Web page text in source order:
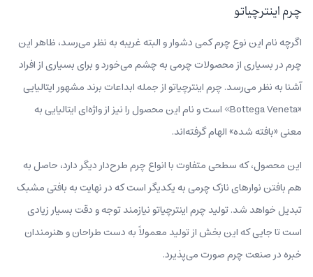
چرم اینترچیاتو
اگرچه نام این نوع چرم کمی دشوار و البته غریبه به نظر می‌رسد، ظاهر این
چرم در بسیاری از محصولات چرمی به چشم می‌خورد و برای بسیاری از افراد
آشنا به نظر می‌رسد. چرم اینترچیاتو از جمله ابداعات برند مشهور ایتالیایی
«Bottega Veneta» است و نام این محصول را نیز از واژه‌ای ایتالیایی به
معنی «بافته شده» الهام گرفته‌اند.
این محصول، که سطحی متفاوت با انواع چرم طرح‌دار دیگر دارد، حاصل به
هم بافتن نوارهای نازک چرمی به یکدیگر است که در نهایت به بافتی مشبک‌
تبدیل خواهد شد. تولید چرم اینترچیاتو نیازمند توجه و دقت بسیار زیادی
است تا جایی که این بخش از تولید معمولاً به دست طراحان و هنرمندان
خبره در صنعت چرم صورت می‌پذیرد.